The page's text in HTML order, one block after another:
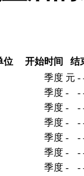
位 开始时间
结
季度 元 -
季度 - -
季度 - -
季度 - -
季度 - -
季度 - -
季度 - -